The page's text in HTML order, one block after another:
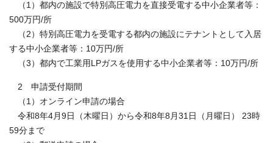
（1）都内の施設で特別高圧電力を直接受電する中小企業者等：
500万円/所
（2）特別高圧電力を受電する都内の施設にテナントとして入居
する中小企業者等：10万円/所
（3）都内で工業用LPガスを使用する中小企業者等：10万円/所
2 申請受付期間
（1）オンライン申請の場合
令和8年4月9日（木曜日）から令和8年8月31日（月曜日） 23時
59分まで